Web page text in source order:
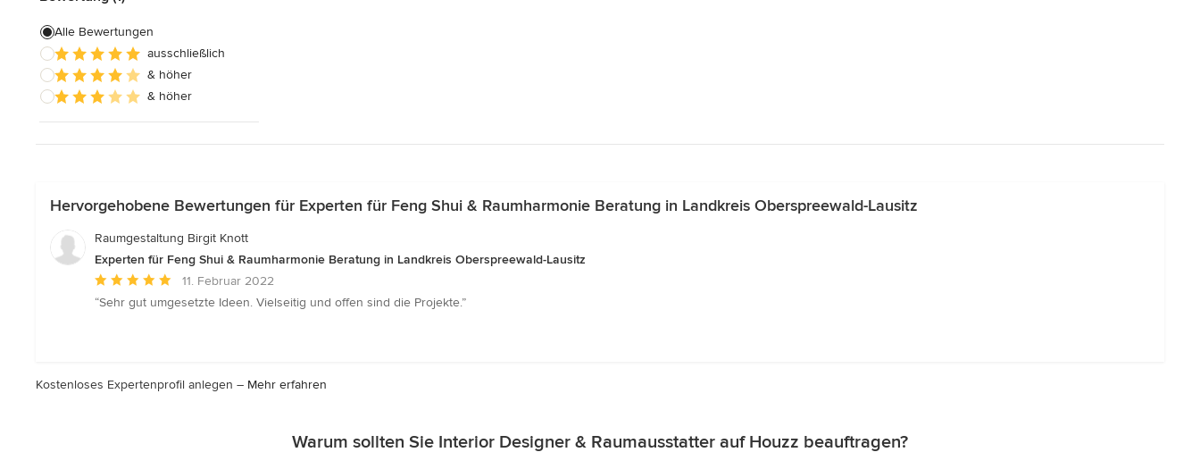
Alle Bewertungen
ausschließlich
& höher
& höher
Hervorgehobene Bewertungen für Experten für Feng Shui & Raumharmonie Beratung in Landkreis Oberspreewald-Lausitz
Raumgestaltung Birgit Knott
Experten für Feng Shui & Raumharmonie Beratung in Landkreis Oberspreewald-Lausitz
Durchschnittliche
Bewertung:
11. Februar 2022
“Sehr gut umgesetzte Ideen. Vielseitig und offen sind die Projekte.”
Kostenloses Expertenprofil anlegen – Mehr erfahren
Warum sollten Sie Interior Designer & Raumausstatter auf Houzz beauftragen?